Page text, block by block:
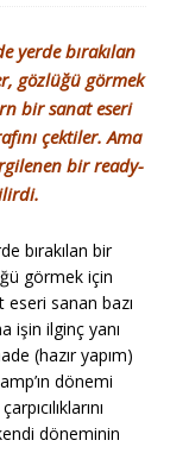
yerde bırakılan
gözlüğü görmek
bir sanat eseri
çektiler. Ama
bir ready-
bırakılan bir
görmek için
sanan bazı
işin ilginç yanı
(hazır yapım)
dönemi
döneminin